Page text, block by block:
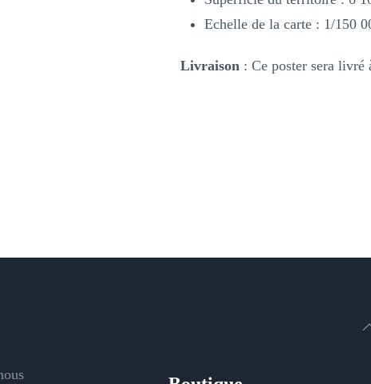
Echelle de la carte : 1/150
Livraison : Ce poster sera livré